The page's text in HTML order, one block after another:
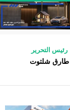
رئيس التحرير
طارق شلتوت